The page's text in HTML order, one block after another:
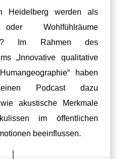
Heidelberg werden als
Wohlfühlräume
Im Rahmendes
„Innovative qualitative
haben
einen Podcast dazu
akustische Merkmale
im öffentlichen
beeinflussen.